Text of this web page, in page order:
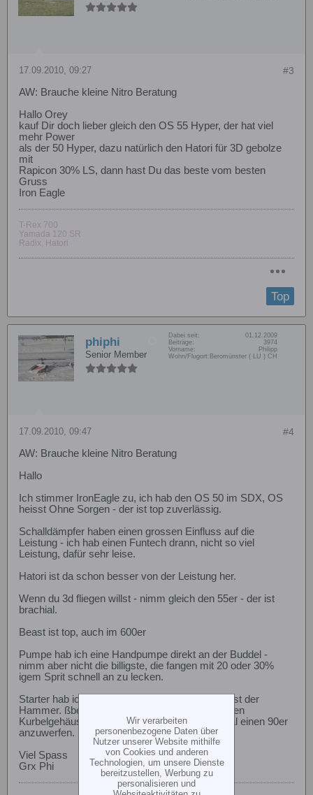
#3
17.09.2010, 09:27
AW: Brauche kleine Nitro Beratung
Hallo Orey
kauf Dir doch lieber gleich den OS 55 Hyper, der hat viel
mehr Power
als der 50 Hyper, dazu natürlich den Hatori für 3D gebolze
mit
Rapicon 30% LS, dann hast Du das beste vom besten
Gruss
Iron Eagle
T-Rex 700
Yamada 120 SR
Radix, Hatori
Top
phiphi
Senior Member
Dabei seit:
01.12.2009
Beiträge:
3974
Vorname:
Philipp
Wohn/Flugort: Beromünster ( LU ) CH
#4
17.09.2010, 09:47
AW: Brauche kleine Nitro Beratung
Hallo
Ich stimmer IronEagle zu, ich hab den OS 50 im SDX, OS
heisst Ohne Sorgen - der ist top zuverlässig.
Schalldämpfer haben einen grossen Einfluss auf die
Leistung - ich hab einen Funtech drann, nicht so viel
Leistung, dafür sehr leise.
Hatori ist da schon besser von der Leistung her.
Wenn du 3d fliegen willst - nimm gleich den 55er - der ist
brachial.
Beast ist top, auch im 600er
Pumpe hab ich eine Handpumpe direkt an der Buddel -
nimm aber nicht die billigste, die fangen mit 20 oder 30%
igem Sprit schnell an zu lecken.
Starter hab ich den mit Lipo von Align - das teil ist der
Hammer. ßberlastschutz im Falle eines gefluteten
Kurbelgehäuses und genug Power um auch mal einen 90er
anzuwerfen.
Viel Spass
Grx Phi
Wir verarbeiten
personenbezogene Daten über
Nutzer unserer Website mithilfe
von Cookies und anderen
Technologien, um unsere Dienste
bereitzustellen, Werbung zu
personalisieren und